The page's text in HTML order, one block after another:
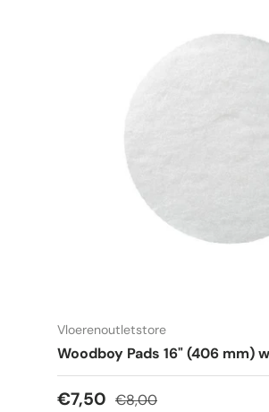
Vloerenoutletstore
Woodboy Pads 16" (406 mm)
Verkoopprijs
€7,50 Reguliere prijs
€8,00